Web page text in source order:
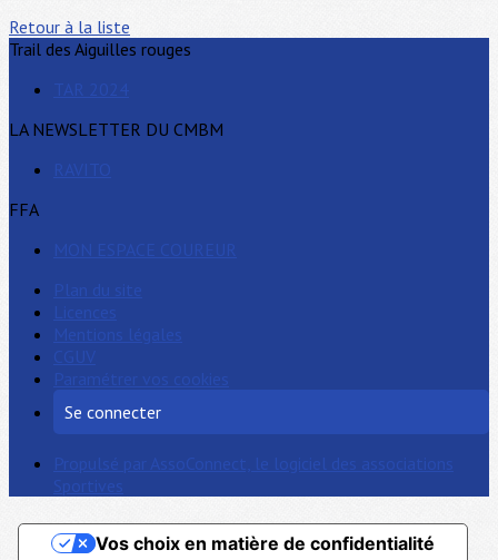
Retour à la liste
Trail des Aiguilles rouges
TAR 2024
LA NEWSLETTER DU CMBM
RAVITO
FFA
MON ESPACE COUREUR
Plan du site
Licences
Mentions légales
CGUV
Paramétrer vos cookies
Se connecter
Propulsé par AssoConnect, le logiciel des associations
Sportives
Vos choix en matière de confidentialité